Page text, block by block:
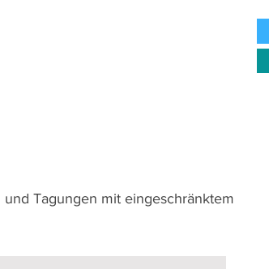
Tagungen mit eingeschränktem